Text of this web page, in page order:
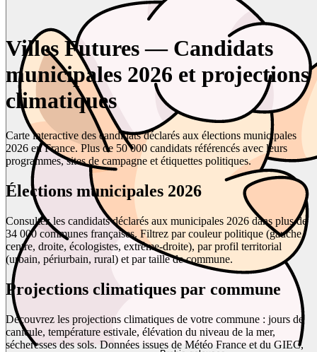
Villes Futures — Candidats
municipales 2026 et projections
climatiques
Carte interactive des candidats déclarés aux élections municipales
2026 en France. Plus de 50 000 candidats référencés avec leurs
programmes, sites de campagne et étiquettes politiques.
Élections municipales 2026
Consultez les candidats déclarés aux municipales 2026 dans plus de
34 000 communes françaises. Filtrez par couleur politique (gauche,
centre, droite, écologistes, extrême-droite), par profil territorial
(urbain, périurbain, rural) et par taille de commune.
Projections climatiques par commune
Découvrez les projections climatiques de votre commune : jours de
canicule, température estivale, élévation du niveau de la mer,
sécheresses des sols. Données issues de Météo France et du GIEC,